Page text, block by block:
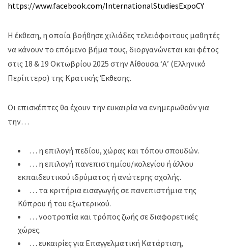
https://www.facebook.com/InternationalStudiesExpoCY
Η έκθεση, η οποία βοήθησε χιλιάδες τελειόφοιτους μαθητές
να κάνουν το επόμενο βήμα τους, διοργανώνεται και φέτος
στις 18 & 19 Οκτωβρίου 2025 στην Αίθουσα ‘Α’ (Ελληνικό
Περίπτερο) της Κρατικής Έκθεσης.
Οι επισκέπτες θα έχουν την ευκαιρία να ενημερωθούν για
την…
… η επιλογή πεδίου, χώρας και τόπου σπουδών.
… η επιλογή πανεπιστημίου/κολεγίου ή άλλου
εκπαιδευτικού ιδρύματος ή ανώτερης σχολής.
… τα κριτήρια εισαγωγής σε πανεπιστήμια της
Κύπρου ή του εξωτερικού.
… νοοτροπία και τρόπος ζωής σε διαφορετικές
χώρες.
… ευκαιρίες για Επαγγελματική Κατάρτιση,